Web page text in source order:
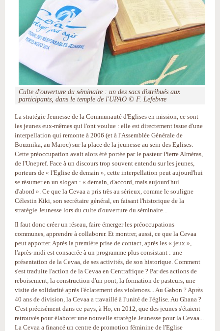
Culte d'ouverture du séminaire : un des sacs distribués aux
participants, dans le temple de l'UPAO © F. Lefebvre
La stratégie Jeunesse de la Communauté d'Eglises en mission, ce sont
les jeunes eux-mêmes qui l'ont voulue : elle est directement issue d'une
interpellation qui remonte à 2006 (et à l'Assemblée Générale de
Bouznika, au Maroc) sur la place de la jeunesse au sein des Eglises.
Cette préoccupation avait alors été portée par le pasteur Pierre Alméras,
de l'Unepref. Face à un discours trop souvent entendu sur les jeunes,
porteurs de « l'Eglise de demain », cette interpellation peut aujourd'hui
se résumer en un slogan : « demain, d'accord, mais aujourd'hui
d'abord ». Ce que la Cevaa a pris très au sérieux, comme le souligne
Célestin Kiki, son secrétaire général, en faisant l'historique de la
stratégie Jeunesse lors du culte d'ouverture du séminaire...
Il faut donc créer un réseau, faire émerger les préoccupations
communes, apprendre à collaborer. Et montrer, aussi, ce que la Cevaa
peut apporter. Après la première prise de contact, après les « jeux »,
l'après-midi est consacrée à un programme plus consistant : une
présentation de la Cevaa, de ses activités, de son historique. Comment
s'est traduite l'action de la Cevaa en Centrafrique ? Par des actions de
reboisement, la construction d'un pont, la formation de pasteurs, une
visite de solidarité après l'éclatement des violences... Au Gabon ? Après
40 ans de division, la Cevaa a travaillé à l'unité de l'église. Au Ghana ?
C'est précisément dans ce pays, à Ho, en 2012, que des jeunes s'étaient
retrouvés pour élaborer une nouvelle stratégie Jeunesse pour la Cevaa...
La Cevaa a financé un centre de promotion féminine de l'Eglise